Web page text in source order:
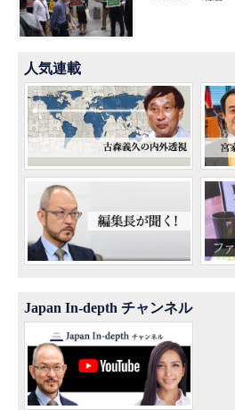
人気連載
Japan In-depth チャンネル